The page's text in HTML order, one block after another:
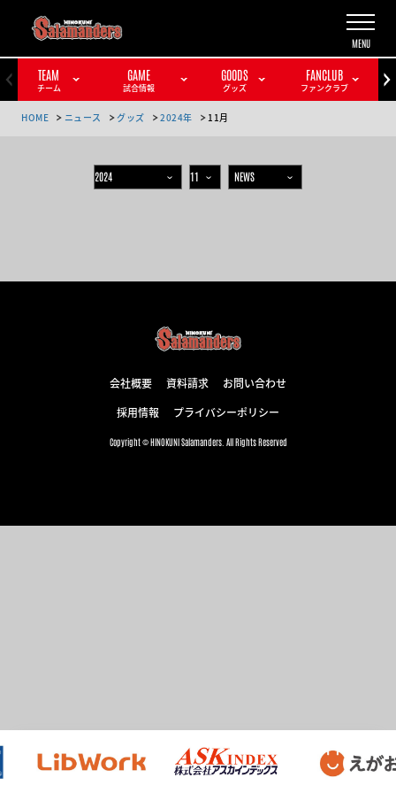
TEAM
チーム
GAME
試合情報
GOODS
グッズ
FANCLUB
ファンクラブ
HOME ニュース グッズ 2024年 11月
会社概要 資料請求 お問い合わせ
採用情報 プライバシーポリシー
Copyright © HINOKUNI Salamanders. All Rights Reserved